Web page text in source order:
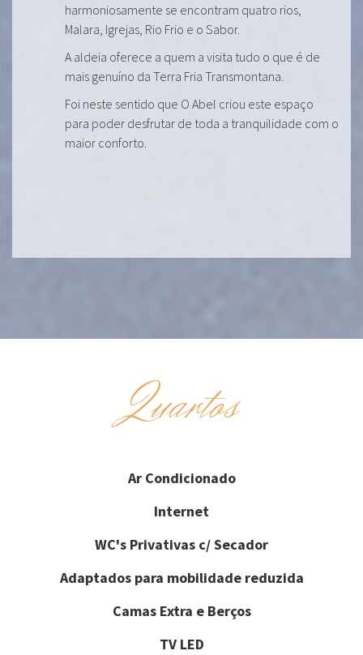
harmoniosamente se encontram quatro rios,
Malara, Igrejas, Rio Frio e o Sabor.
A aldeia oferece a quem a visita tudo o que é de
mais genuíno da Terra Fria Transmontana.
Foi neste sentido que O Abel criou este espaço
para poder desfrutar de toda a tranquilidade com o
maior conforto.
Quartos
Ar Condicionado
Internet
WC's Privativas c/ Secador
Adaptados para mobilidade reduzida
Camas Extra e Berços
TV LED